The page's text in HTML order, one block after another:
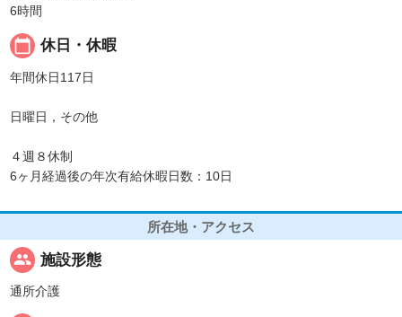
6時間
calendar_today 休日・休暇
年間休日117日
日曜日，その他
４週８休制
6ヶ月経過後の年次有給休暇日数：10日
所在地・アクセス
people 施設形態
通所介護